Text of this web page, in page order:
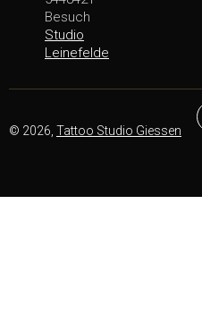
Besuch
Studio
Leinefelde
© 2026, Tattoo Studio Giessen